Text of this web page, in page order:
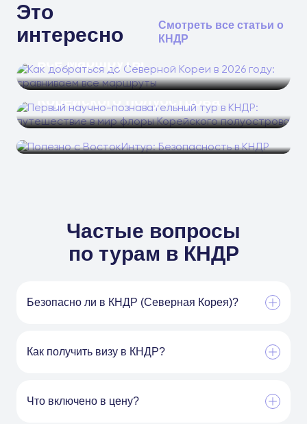
Это
интересно
Смотреть все статьи о
КНДР
Как добраться до Северной
Кореи в 2026 году: сравниваем
все маршруты
Первый научно-
познавательный тур в КНДР:
путешествие в мир флоры
Корейского полуострова
Полезно с ВостокИнтур:
Безопасность в КНДР
Частые вопросы
по турам в КНДР
Безопасно ли в КНДР (Северная Корея)?
Как получить визу в КНДР?
Что включено в цену?